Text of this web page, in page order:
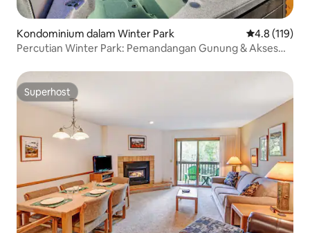
Kondominium dalam Winter Park Penarafan
4.8 (119)
Percutian Winter Park: Pemandangan Gunung & Akses
Superhost
Superhost